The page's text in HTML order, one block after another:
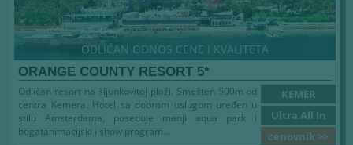
ODLIČAN ODNOS CENE I KVALITETA
ORANGE COUNTY RESORT 5*
KEMER
Ultra All In
cenovnik >>
Odličan resort na šljunkovitoj plaži. Smešten 500m od
centra Kemera. Hotel sa dobrom uslugom uređen u
stilu Amsterdama, poseduje manji aqua park i
bogatanimacijski i show program...